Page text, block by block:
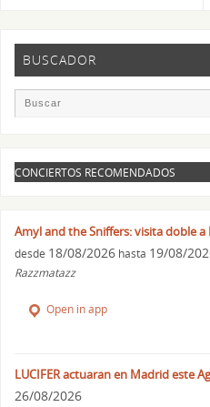
BUSCADOR
CONCIERTOS RECOMENDADOS
Amyl and the Sniffers: visita doble
desde 18/08/2026 hasta 19/08/
Razzmatazz
Open in app
LUCIFER actuaran en Madrid este
26/08/2026